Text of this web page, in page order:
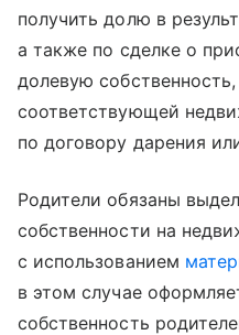
получить долю в
а также по сделке о
долевую
соответствующей
по договору дарения
Родители обязаны
собственности на
с использованием
в этом случае
собственность